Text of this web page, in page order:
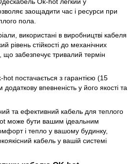
Ok-hot легкий у
заощадити час і ресурси при
пола.
використані в виробництві кабеля
рівень стійкості до механічних
що забезпечує тривалий термін
hot постачається з гарантією (15
впевненість у його якості та
та ефективний кабель для теплого
може бути вашим ідеальним
і тепло у вашому будинку,
кабель у вашій системі